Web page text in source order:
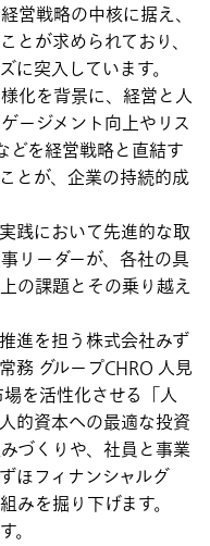
営戦略の中核に据え、
とが求められており、
に突入しています。
化を背景に、経営と人
ージメント向上やリス
どを経営戦略と直結す
とが、企業の持続的成
践において先進的な取
リーダーが、各社の具
の課題とその乗り越え
進を担う株式会社みず
務 グループCHRO 人見
を活性化させる「人
的資本への最適な投資
づくりや、社員と事業
ほフィナンシャルグ
みを掘り下げます。
。